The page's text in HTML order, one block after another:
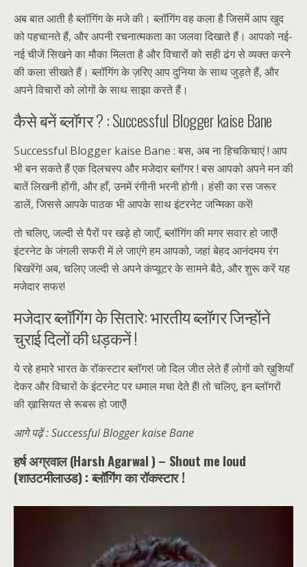
अब बात आती है ब्लॉगिंग के मजे की। ब्लॉगिंग वह कला है जिसमें आप खुद
को पहचानते हैं, और अपनी रचनात्मकता का जलवा दिखाते हैं। आपको नई-
नई चीजें सिखने का मौका मिलता है और विचारों को सही ढंग से व्यक्त करने
की कला सीखते हैं। ब्लॉगिंग के ज़रिए आप दुनिया के साथ जुड़ते हैं, और
अपने विचारों को लोगों के साथ साझा करते हैं।
कैसे बनें ब्लॉगर ? : Successful Blogger kaise Bane
Successful Blogger kaise Bane : बस, अब ना हिचकिचाएं ! आप
भी बन सकते हैं एक दिलचस्प और मजेदार ब्लॉगर ! बस आपको अपने मन की
बातें लिखनी होंगी, और हाँ, उनमें रंगीनी भरनी होगी। हंसी का रस जरूर
डालें, जिससे आपके पाठक भी आपके साथ इंटरनेट जन्मिका करें!
तो चलिए, जल्दी से पैरों पर खड़े हो जाएँ, ब्लॉगिंग की मगर सवार हो जाएँ!
इंटरनेट के जंगली सफरी में ले जाएंगे हम आपको, जहां बेहद आनंदमय रंग
बिखरेंगे! अब, चलिए जल्दी से अपने कंप्यूटर के सामने बैठे, और शुरू करें यह
मजेदार सफर!
मजेदार ब्लॉगिंग के सितारे: भारतीय ब्लॉगर जिन्होंने
चुराई दिलों की धड़कनें !
ये रहे हमारे भारत के रॉकस्टार ब्लॉगर! जो दिल जीत लेते हैं लोगों को ख़ुशियाँ
देकर और विचारों के इंटरनेट पर धमाल मचा देते हैं! तो चलिए, इन ब्लॉगरों
की ख़ासियत से रूबरू हो जाएँ!
आगे पढ़ें : Successful Blogger kaise Bane
हर्ष अग्रवाल (Harsh Agarwal ) – Shout me loud
(शाउटमीलाउड) : ब्लॉगिंग का रॉकस्टार !